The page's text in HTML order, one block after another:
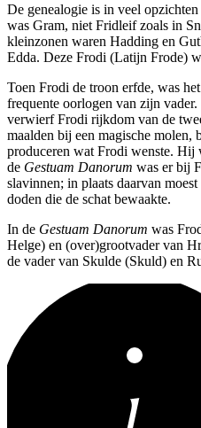
De genealogie is in veel
was Gram, niet Fridleif zoals in
kleinzonen waren Hadding en
Edda. Deze Frodi (Latijn Frode)
Toen Frodi de troon erfde, was
frequente oorlogen van zijn
verwierf Frodi rijkdom van de
maalden bij een magische molen,
produceren wat Frodi wenste. Hij
de Gestuam Danorum was er bij
slavinnen; in plaats daarvan
doden die de schat bewaakte.
In de Gestuam Danorum was
Helge) en (over)grootvader van
de vader van Skulde (Skuld) en